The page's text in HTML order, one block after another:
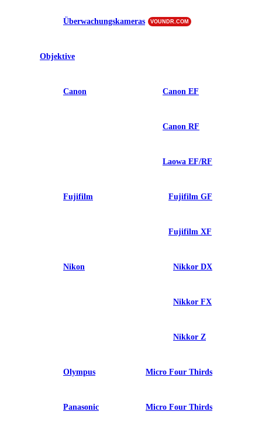
Überwachungskameras VOUNDR.COM
Objektive
Canon Canon EF
Canon RF
Laowa EF/RF
Fujifilm Fujifilm GF
Fujifilm XF
Nikon Nikkor DX
Nikkor FX
Nikkor Z
Olympus Micro Four Thirds
Panasonic Micro Four Thirds